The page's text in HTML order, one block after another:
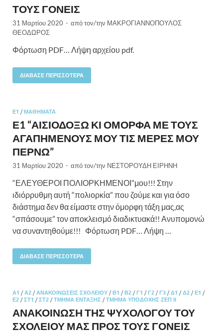
ΤΟΥΣ ΓΟΝΕΙΣ
31 Μαρτίου 2020 - από τον/την ΜΑΚΡΟΓΙΑΝΝΟΠΟΥΛΟΣ
ΘΕΟΔΩΡΟΣ
Φόρτωση PDF… Λήψη αρχείου pdf.
ΔΙΆΒΑΣΕ ΠΕΡΙΣΣΌΤΕΡΑ
Ε1 /ΜΑΘΉΜΑΤΑ
Ε1 “ΑΙΣΙΟΔΟΞΩ ΚΙ ΟΜΟΡΦΑ ΜΕ ΤΟΥΣ
ΑΓΑΠΗΜΕΝΟΥΣ ΜΟΥ ΤΙΣ ΜΕΡΕΣ ΜΟΥ
ΠΕΡΝΩ”
31 Μαρτίου 2020 - από τον/την ΝΕΣΤΟΡΟΥΔΗ ΕΙΡΗΝΗ
“ΕΛΕΥΘΕΡΟΙ ΠΟΛΙΟΡΚΗΜΕΝΟΙ”μου!!! Στην
ιδιόρρυθμη αυτή “πολιορκία” που ζούμε και για όσο
διάστημα δεν θα είμαστε στην όμορφη τάξη μας,ας
“σπάσουμε” τον αποκλεισμό διαδικτυακά!! Ανυπομονώ
να συναντηθούμε!!! Φόρτωση PDF… Λήψη …
ΔΙΆΒΑΣΕ ΠΕΡΙΣΣΌΤΕΡΑ
Α1 /Α2 /ΑΝΑΚΟΙΝΏΣΕΙΣ ΣΧΟΛΕΊΟΥ /Β1 /Β2 /Γ1 /Γ2 /Γ3 /Δ1 /Δ2 /Ε1 /
Ε2 /ΣΤ1 /ΣΤ2 /ΤΜΉΜΑ ΈΝΤΑΞΗΣ /ΤΜΉΜΑ ΥΠΟΔΟΧΉΣ ΖΕΠ ΙΙ
ΑΝΑΚΟΙΝΩΣΗ ΤΗΣ ΨΥΧΟΛΟΓΟΥ ΤΟΥ
ΣΧΟΛΕΙΟΥ ΜΑΣ ΠΡΟΣ ΤΟΥΣ ΓΟΝΕΙΣ